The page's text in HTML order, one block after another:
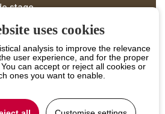
stage
uses cookies
analysis to improve the relevance
user experience, and for the proper
can accept or reject all cookies or
ones you want to enable.